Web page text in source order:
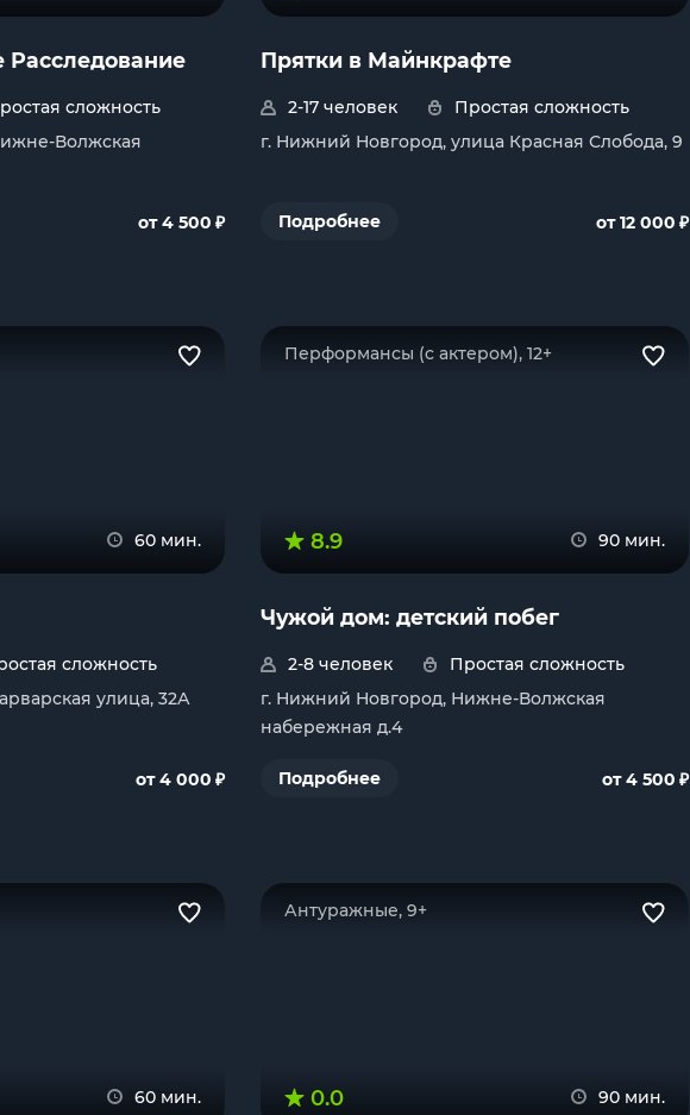
Расследование
сложность
Волжская
от 4 500 ₽
Прятки в Майнкрафте
2-17 человек
Простая сложность
г. Нижний Новгород, улица Красная Слобода, 9
Подробнее от 12 000 ₽
60 мин.
сложность
улица, 32А
от 4 000 ₽
Перформансы (с актером), 12+
8.9 90 мин.
Чужой дом: детский побег
2-8 человек
Простая сложность
г. Нижний Новгород, Нижне-Волжская
набережная д.4
Подробнее от 4 500 ₽
60 мин.
Антуражные, 9+
0.0 90 мин.